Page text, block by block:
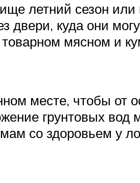
летний сезон или
куда они
мясном и
месте, чтобы от
грунтовых вод
со здоровьем у